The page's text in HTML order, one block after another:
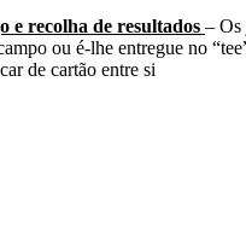
e recolha de resultados – Os
ou é-lhe entregue no
de cartão entre si